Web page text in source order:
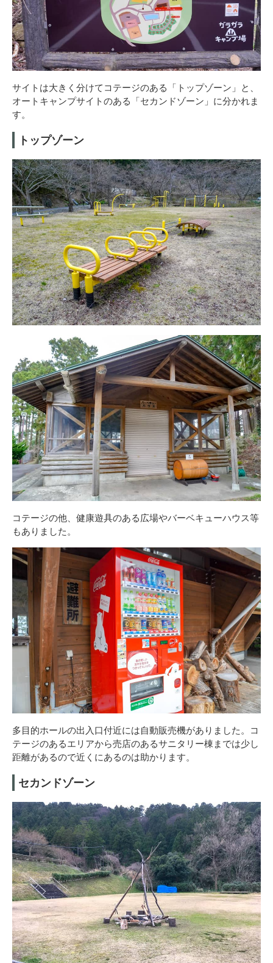
サイトは大きく分けてコテージのある「トップゾーン」と、
オートキャンプサイトのある「セカンドゾーン」に分かれま
す。
トップゾーン
コテージの他、健康遊具のある広場やバーベキューハウス等
もありました。
多目的ホールの出入口付近には自動販売機がありました。コ
テージのあるエリアから売店のあるサニタリー棟までは少し
距離があるので近くにあるのは助かります。
セカンドゾーン